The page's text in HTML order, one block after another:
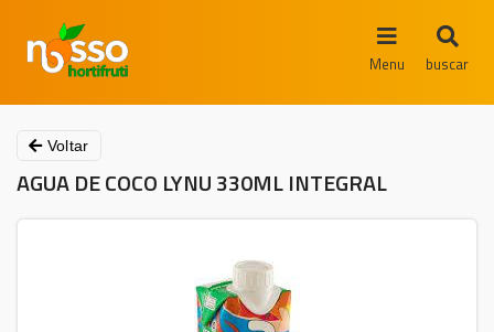
Menu buscar
Voltar
AGUA DE COCO LYNU 330ML INTEGRAL